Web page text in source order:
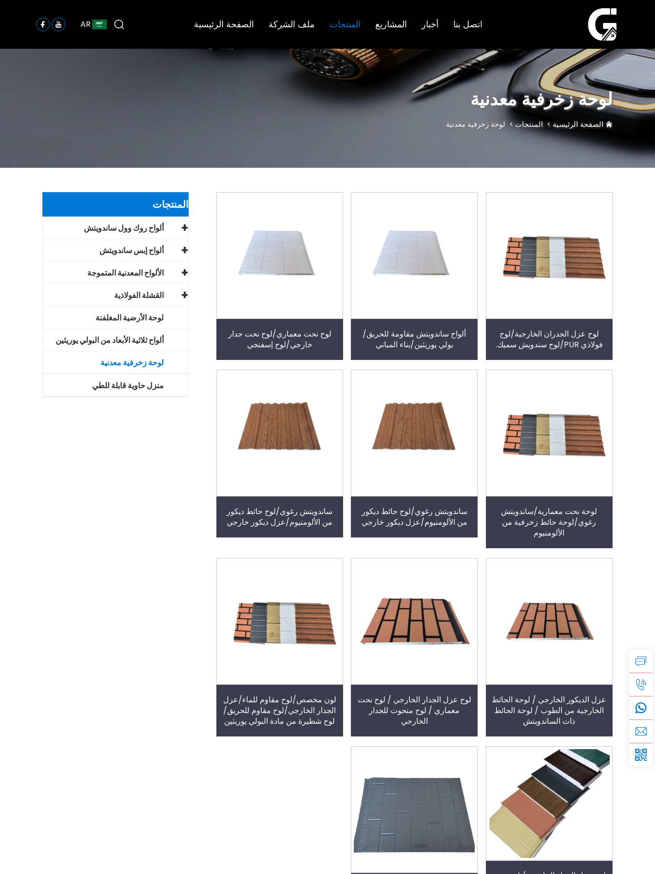
الصفحة الرئيسية ملف الشركة المنتجات المشاريع أخبار اتصل بنا AR
لوحة زخرفية معدنية
الصفحة الرئيسية >المنتجات> لوحة زخرفية معدنية
المنتجات
ألواح روك وول ساندويتش
ألواح إبس ساندويتش
الألواح المعدنية المتموجة
القشلة الفولاذية
لوحة الأرضية المغلفنة
ألواح ثلاثية الأبعاد من البولي يوريثين
لوحة زخرفية معدنية
منزل حاوية قابلة للطي
لوح عزل الجدران الخارجية/لوح
فولاذي PUR/لوح سندويش سميك.
ألواح ساندويتش مقاومة للحريق/
بولي يوريثين/بناء المباني
لوح نحت معماري/لوح نحت جدار
خارجي/لوح إسفنجي
لوحة نحت معمارية/ساندويتش
رغوي/لوحة حائط زخرفية من
الألومنيوم
ساندويتش رغوي/لوح حائط ديكور
من الألومنيوم/عزل ديكور خارجي
ساندويتش رغوي/لوح حائط ديكور
من الألومنيوم/عزل ديكور خارجي
عزل الديكور الخارجي / لوحة الحائط
الخارجية من الطوب / لوحة الحائط
ذات الساندويتش
لوح عزل الجدار الخارجي / لوح نحت
معماري / لوح منحوت للجدار
الخارجي
لون مخصص/لوح مقاوم للماء/عزل
الجدار الخارجي/لوح مقاوم للحريق/
لوح شطيرة من مادة البولي يوريثين